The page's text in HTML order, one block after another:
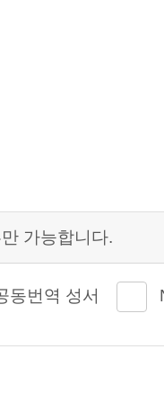
가능합니다.
동번역 성서